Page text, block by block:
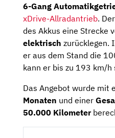
6-Gang
xDrive-Allradantrieb.
des Akkus eine Strecke
elektrisch zurücklegen.
er aus dem Stand die
kann er bis zu 193 km/h
Das Angebot wurde mit
Monaten und einer
50.000 Kilometer